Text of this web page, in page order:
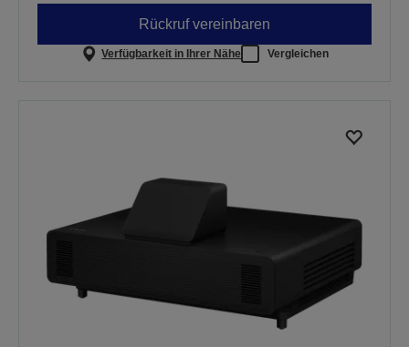
Rückruf vereinbaren
Verfügbarkeit in Ihrer Nähe Vergleichen